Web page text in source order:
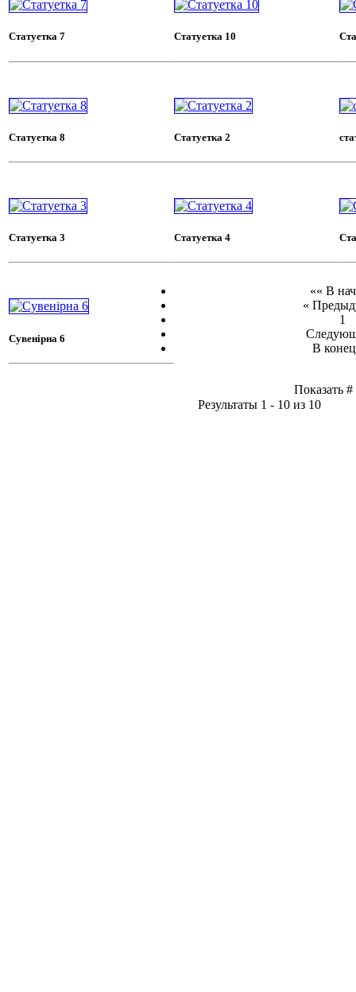
Статуетка 7 Статуетка 10
Статуетка 8 Статуетка 2
Статуетка 3 Статуетка 4
Сувенірна 6
«« В
«
1
В
Показать
Результаты 1 - 10 из 10